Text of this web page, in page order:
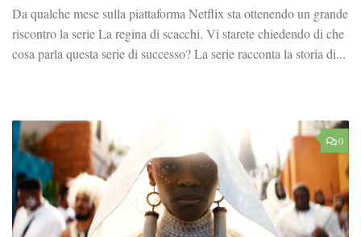
Da qualche mese sulla piattaforma Netflix sta ottenendo un grande
riscontro la serie La regina di scacchi. Vi starete chiedendo di che
cosa parla questa serie di successo? La serie racconta la storia di...
0